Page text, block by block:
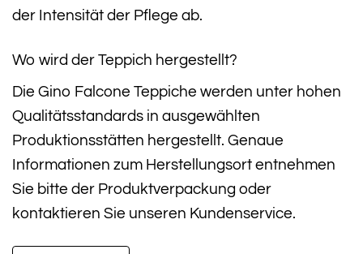
der Intensität der Pflege ab.
Wo wird der Teppich hergestellt?
Die Gino Falcone Teppiche werden unter hohen
Qualitätsstandards in ausgewählten
Produktionsstätten hergestellt. Genaue
Informationen zum Herstellungsort entnehmen
Sie bitte der Produktverpackung oder
kontaktieren Sie unseren Kundenservice.